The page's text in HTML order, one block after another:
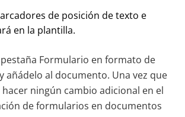
de posición de texto e
en la plantilla.
pestaña Formulario en formato de
añádelo al documento. Una vez que
ningún cambio adicional en el
de formularios en documentos